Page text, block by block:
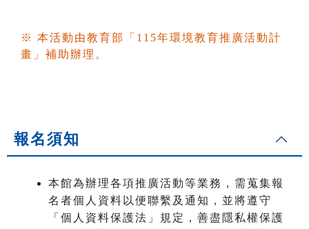
※ 本活動由教育部「115年環境教育推廣活動計
畫」補助辦理。
報名須知
本館為辦理各項推廣活動等業務，需蒐集報
名者個人資料以便聯繫及通知，並將遵守
「個人資料保護法」規定，善盡隱私權保護